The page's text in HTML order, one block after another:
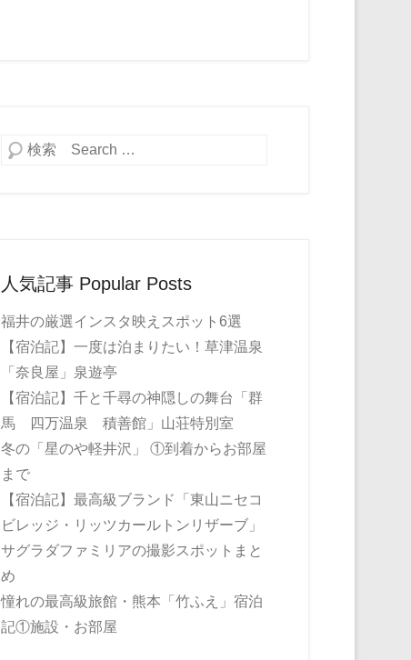
検索
人気記事 Popular Posts
福井の厳選インスタ映えスポット6選
【宿泊記】一度は泊まりたい！草津温泉
「奈良屋」泉遊亭
【宿泊記】千と千尋の神隠しの舞台「群
馬 四万温泉 積善館」山荘特別室
冬の「星のや軽井沢」 ①到着からお部屋
まで
【宿泊記】最高級ブランド「東山ニセコ
ビレッジ・リッツカールトンリザーブ」
サグラダファミリアの撮影スポットまと
め
憧れの最高級旅館・熊本「竹ふえ」宿泊
記①施設・お部屋